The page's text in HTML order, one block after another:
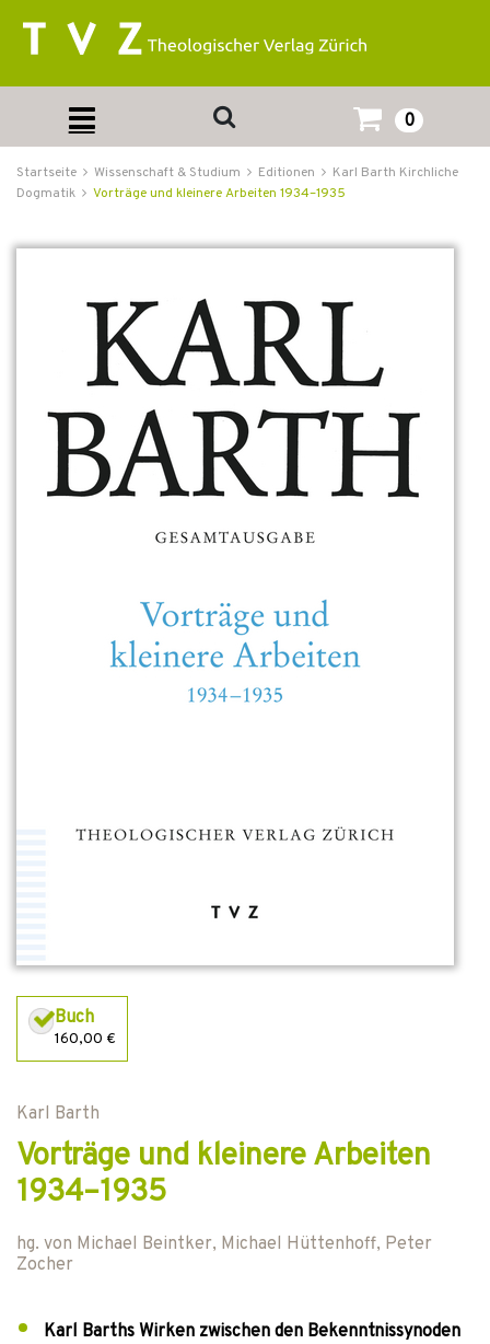
0
Startseite Wissenschaft & Studium Editionen
Karl Barth Kirchliche
Dogmatik
Vorträge und kleinere Arbeiten 1934–1935
Buch
160,00 €
Karl Barth
Vorträge und kleinere Arbeiten
1934–1935
hg. von Michael Beintker, Michael Hüttenhoff, Peter
Zocher
Karl Barths Wirken zwischen den Bekenntnissynoden